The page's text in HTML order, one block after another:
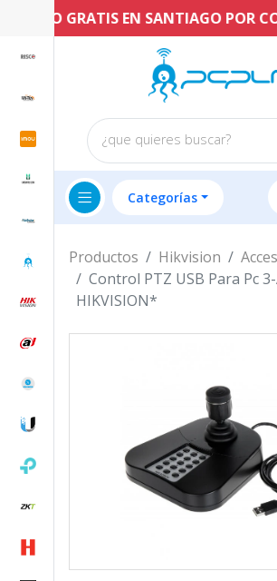
ENVÍO GRATIS EN SANTIAGO POR
¿que quieres buscar?
Categorías
Productos Hikvision
Control PTZ USB Para Pc
HIKVISION*